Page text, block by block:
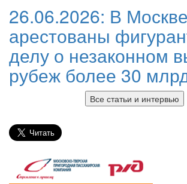
26.06.2026: В Москве
арестованы
делу о незаконном
рубеж более 30
Все статьи и интервью